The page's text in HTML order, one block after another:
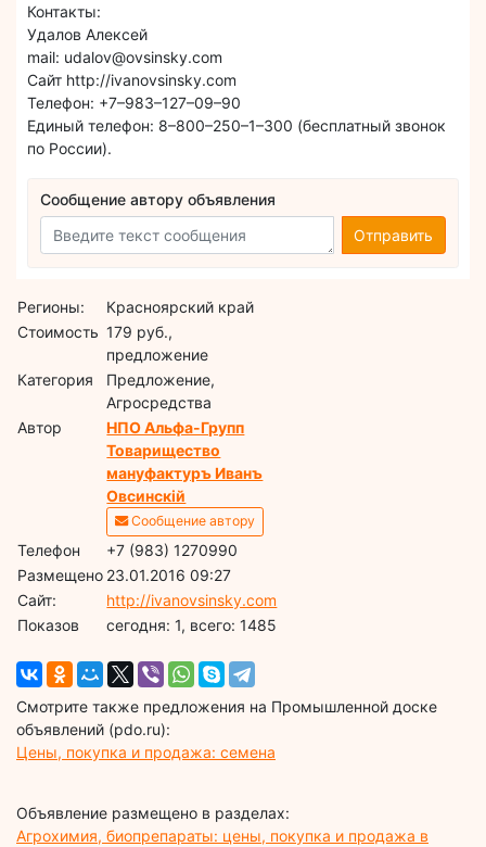
Контакты:
Удалов Алексей
mail: udalov@ovsinsky.com
Сайт http://ivanovsinsky.com
Телефон: +7–983–127–09–90
Единый телефон: 8–800–250–1–300 (бесплатный звонок
по России).
Сообщение автору объявления
Отправить
Регионы:
Красноярский край
Стоимость 179 руб.,
предложение
Категория
Предложение,
Агросредства
Автор
НПО Альфа-Групп
Товарищество
мануфактуръ Иванъ
Овсинскiй
Сообщение автору
Телефон
+7 (983) 1270990
Размещено 23.01.2016 09:27
Сайт:
http://ivanovsinsky.com
Показов
cегодня: 1, всего: 1485
Смотрите также предложения на Промышленной доске
объявлений (pdo.ru):
Цены, покупка и продажа: семена
Объявление размещено в разделах:
Агрохимия, биопрепараты: цены, покупка и продажа в